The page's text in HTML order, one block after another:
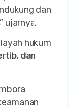
dan
ujarnya.
hukum
dan